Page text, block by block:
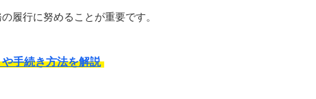
履行に努めることが重要です。
手続き方法を解説